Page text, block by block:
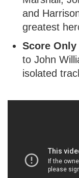
and
greatest
Score
to John
isolated